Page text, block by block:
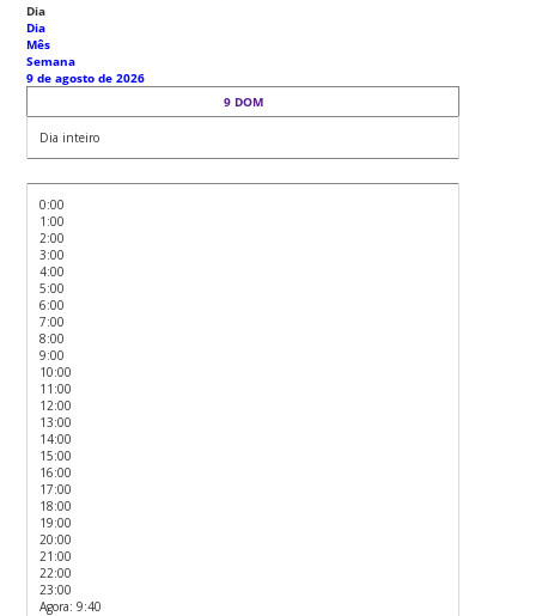
Dia
Dia
Mês
Semana
9 de agosto de 2026
9 DOM
Dia inteiro
0:00
1:00
2:00
3:00
4:00
5:00
6:00
7:00
8:00
9:00
10:00
11:00
12:00
13:00
14:00
15:00
16:00
17:00
18:00
19:00
20:00
21:00
22:00
23:00
Agora: 9:40